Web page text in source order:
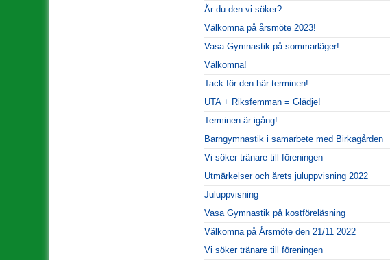
Är du den vi söker?
Välkomna på årsmöte 2023!
Vasa Gymnastik på sommarläger!
Välkomna!
Tack för den här terminen!
UTA + Riksfemman = Glädje!
Terminen är igång!
Barngymnastik i samarbete med Birkagården
Vi söker tränare till föreningen
Utmärkelser och årets juluppvisning 2022
Juluppvisning
Vasa Gymnastik på kostföreläsning
Välkomna på Årsmöte den 21/11 2022
Vi söker tränare till föreningen